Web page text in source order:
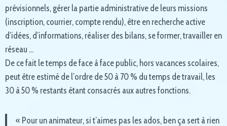
prévisionnels, gérer la partie administrative de leurs missions
(inscription, courrier, compte rendu), être en recherche active
d’idées, d’informations, réaliser des bilans, se former, travailler en
réseau …
De ce fait le temps de face à face public, hors vacances scolaires,
peut être estimé de l’ordre de 50 à 70 % du temps de travail, les
30 à 50 % restants étant consacrés aux autres fonctions.
« Pour un animateur, si t’aimes pas les ados, ben ça sert à rien